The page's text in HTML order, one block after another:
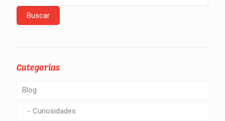
Categorías
Blog
Curiosidades